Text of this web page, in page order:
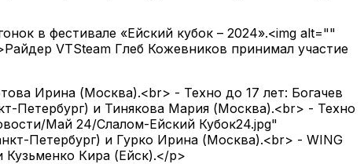
в фестивале «Ейский кубок – 2024».<img alt=""
VTSteam Глеб Кожевников принимал участие
Ирина (Москва).<br> - Техно до 17 лет: Богачев
Петербург) и Тинякова Мария (Москва).<br> - Техно
Май 24/Слалом-Ейский Кубок24.jpg"
Петербург) и Гурко Ирина (Москва).<br> - WING
Кира (Ейск).</p>